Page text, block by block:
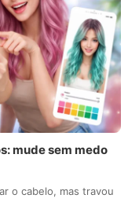
mude sem medo
o cabelo, mas travou